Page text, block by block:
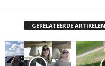
GERELATEERDE ARTIKELEN